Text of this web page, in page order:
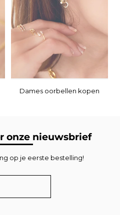
Dames oorbellen kopen
onze nieuwsbrief
op je eerste bestelling!